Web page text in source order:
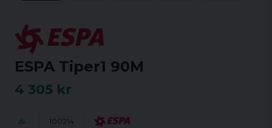
ESPA Tiper1 90M
4 305 kr
100214